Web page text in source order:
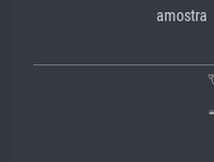
amostra